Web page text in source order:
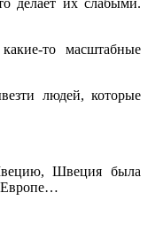
делает их слабыми.
то масштабные
людей, которые
Швеция была
Европе…